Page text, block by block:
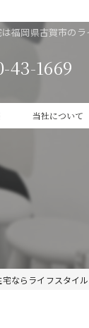
福岡県古賀市の
43-1669
当社について
新築
ガレージ
ならライフスタイ